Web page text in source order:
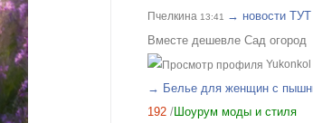
Пчелкина 13:41 → новости ТУТ
Вместе дешевле Сад огород
Yukonkol
→ Белье для женщин с
192 /Шоурум моды и стиля